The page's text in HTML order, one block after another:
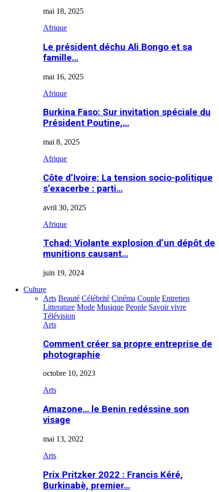
mai 18, 2025
Afrique
Le président déchu Ali Bongo et sa
famille…
mai 16, 2025
Afrique
Burkina Faso: Sur invitation spéciale du
Président Poutine,…
mai 8, 2025
Afrique
Côte d’Ivoire: La tension socio-politique
s’exacerbe : parti…
avril 30, 2025
Afrique
Tchad: Violante explosion d’un dépôt de
munitions causant…
juin 19, 2024
Culture
Arts Beauté Célébrité Cinéma Couple Entretien
Litterature Mode Musique People Savoir vivre
Télévision
Arts
Comment créer sa propre entreprise de
photographie
octobre 10, 2023
Arts
Amazone… le Benin redéssine son
visage
mai 13, 2022
Arts
Prix Pritzker 2022 : Francis Kéré,
Burkinabè, premier…